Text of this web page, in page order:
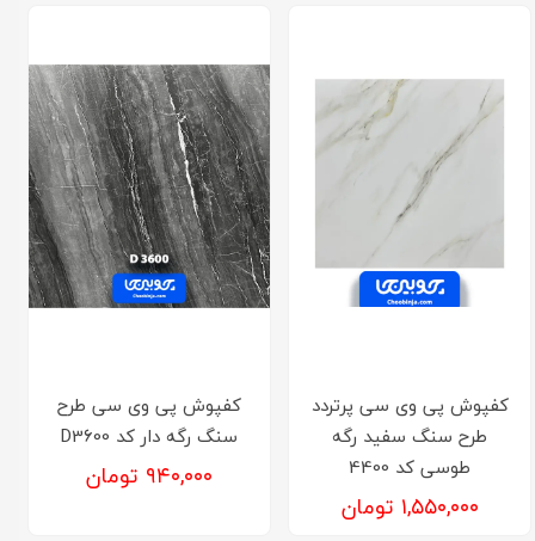
کفپوش پی وی سی پرتردد
طرح سنگ سفید رگه
طوسی کد 4400
۱,۵۵۰,۰۰۰ تومان
کفپوش پی وی سی طرح
سنگ رگه دار کد D3600
۹۴۰,۰۰۰ تومان